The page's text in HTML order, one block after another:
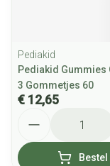
Pediakid
Pediakid Gummies
3 Gommetjes 60
€ 12,65
Bestel